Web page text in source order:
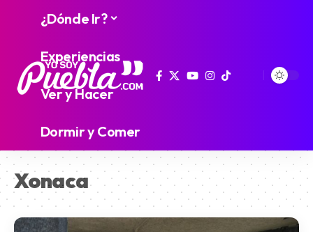
¿Dónde Ir?
Experiencias
Ver y Hacer
Dormir y Comer
Xonaca